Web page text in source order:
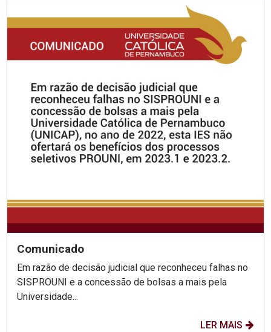
Comunicado
Em razão de decisão judicial que reconheceu falhas no
SISPROUNI e a concessão de bolsas a mais pela
Universidade...
LER MAIS